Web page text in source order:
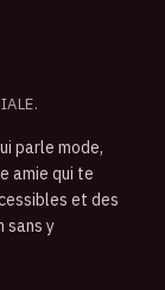
parle mode,
amie qui te
et des
sans y